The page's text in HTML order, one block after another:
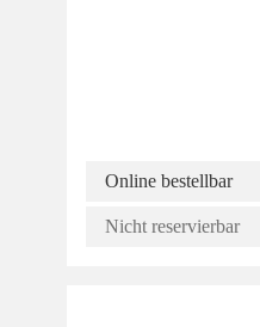
Online bestellbar
Nicht reservierbar